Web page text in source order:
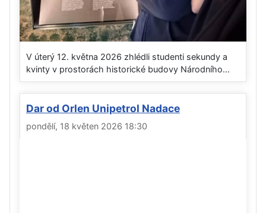
V úterý 12. května 2026 zhlédli studenti sekundy a
kvinty v prostorách historické budovy Národního...
Dar od Orlen Unipetrol Nadace
pondělí, 18 květen 2026 18:30